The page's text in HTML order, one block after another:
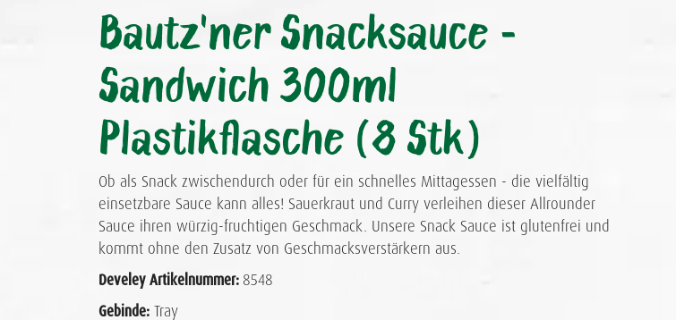
Bautz'ner Snacksauce -
Sandwich 300ml
Plastikflasche (8 Stk)
Ob als Snack zwischendurch oder für ein schnelles Mittagessen - die vielfältig
einsetzbare Sauce kann alles! Sauerkraut und Curry verleihen dieser Allrounder
Sauce ihren würzig-fruchtigen Geschmack. Unsere Snack Sauce ist glutenfrei und
kommt ohne den Zusatz von Geschmacksverstärkern aus.
Develey Artikelnummer: 8548
Gebinde: Tray